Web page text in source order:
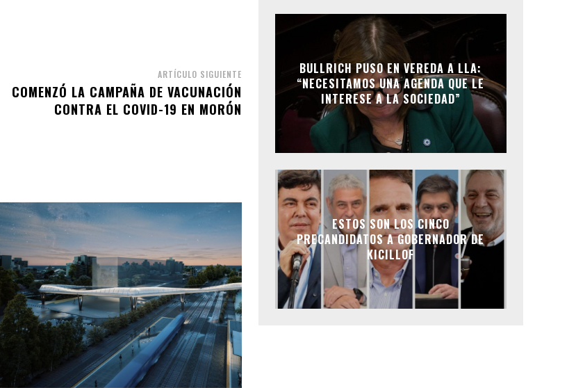
ARTÍCULO SIGUIENTE
COMENZÓ LA CAMPAÑA DE VACUNACIÓN
CONTRA EL COVID-19 EN MORÓN
BULLRICH PUSO EN VEREDA A LLA:
“NECESITAMOS UNA AGENDA QUE LE
INTERESE A LA SOCIEDAD”
ESTOS SON LOS CINCO
PRECANDIDATOS A GOBERNADOR DE
KICILLOF